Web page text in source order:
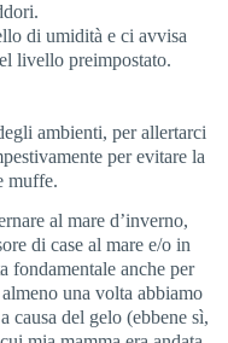
di umidità e ci avvisa
livello preimpostato.
ambienti, per allertarci
per evitare la
muffe.
al mare d’inverno,
di case al mare e/o in
fondamentale anche per
una volta abbiamo
causa del gelo (ebbene sì,